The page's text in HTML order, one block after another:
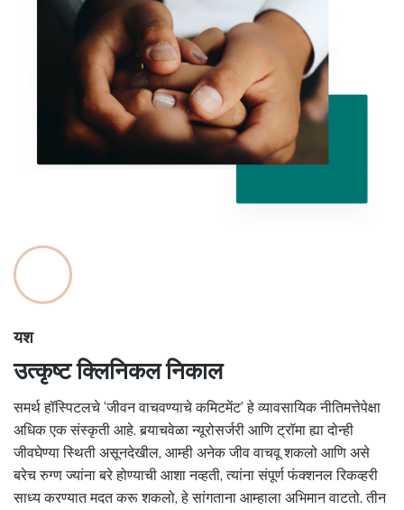
यश
उत्कृष्ट क्लिनिकल निकाल
समर्थ हॉस्पिटलचे ‘जीवन वाचवण्याचे कमिटमेंट’ हे व्यावसायिक नीतिमत्तेपेक्षा
अधिक एक संस्कृती आहे. बर्‍याचवेळा न्यूरोसर्जरी आणि ट्रॉमा ह्या दोन्ही
जीवघेण्या स्थिती असूनदेखील, आम्ही अनेक जीव वाचवू शकलो आणि असे
बरेच रुग्ण ज्यांना बरे होण्याची आशा नव्हती, त्यांना संपूर्ण फंक्शनल रिकव्हरी
साध्य करण्यात मदत करू शकलो, हे सांगताना आम्हाला अभिमान वाटतो. तीन